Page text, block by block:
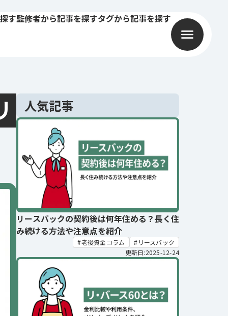
す監修者から記事を探すタグから記事を探す
人気記事
リースバックの契約後は何年住める？長く住
み続ける方法や注意点を紹介
老後資金コラム
リースバック
更新日:2025-12-24